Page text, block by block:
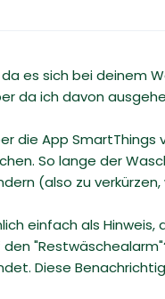
es sich bei deinem
da ich davon
die App SmartThings
So lange der
(also zu
einfach als
Diese